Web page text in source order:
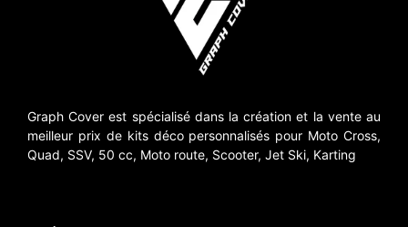
Graph Cover est spécialisé dans la création et la vente au
meilleur prix de kits déco personnalisés pour Moto Cross,
Quad, SSV, 50 cc, Moto route, Scooter, Jet Ski, Karting